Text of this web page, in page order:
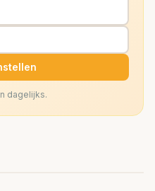
dagelijks.